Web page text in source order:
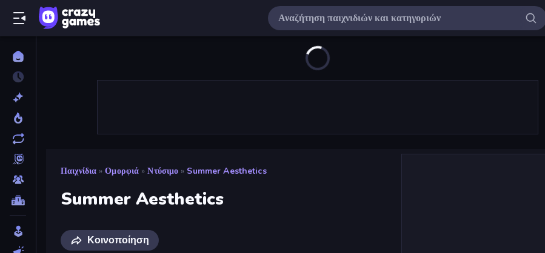
Παιχνίδια » Ομορφιά » Ντύσιμο » Summer Aesthetics
Summer Aesthetics
Κοινοποίηση